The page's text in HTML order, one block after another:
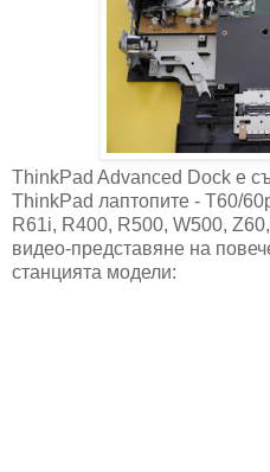
ThinkPad Advanced Dock е
ThinkPad лаптопите - T60/
R61i, R400, R500, W500,
видео-представяне на
станцията модели: